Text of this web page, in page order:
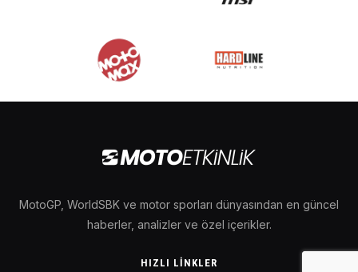
MotoGP, WorldSBK ve motor sporları dünyasından en güncel
haberler, analizler ve özel içerikler.
HIZLI LINKLER